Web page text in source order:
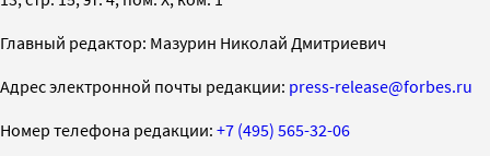
Главный редактор: Мазурин Николай Дмитриевич
Адрес электронной почты редакции: press-release@forbes.ru
Номер телефона редакции: +7 (495) 565-32-06